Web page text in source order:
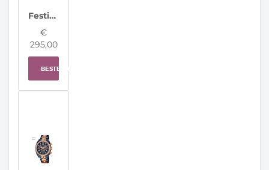
Festina Herenhorloge F20085/B Classic Steel Swiss Made
€
295,00
BESTELLEN